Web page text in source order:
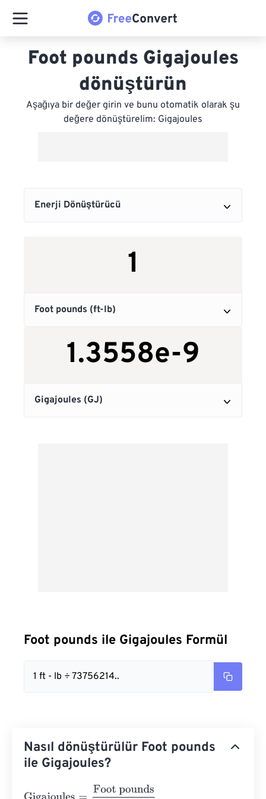
Foot pounds Gigajoules
dönüştürün
Aşağıya bir değer girin ve bunu otomatik olarak şu
değere dönüştürelim: Gigajoules
Foot pounds ile Gigajoules Formül
1 ft - lb ÷ 73756214..
Nasıl dönüştürülür Foot pounds
ile Gigajoules?
Gigajoules Foot pounds737562149.3